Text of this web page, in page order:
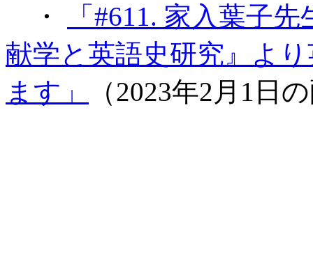
・
「#611. 家入葉子
献学と英語史研究』よ
ます」
（2023年2月1日